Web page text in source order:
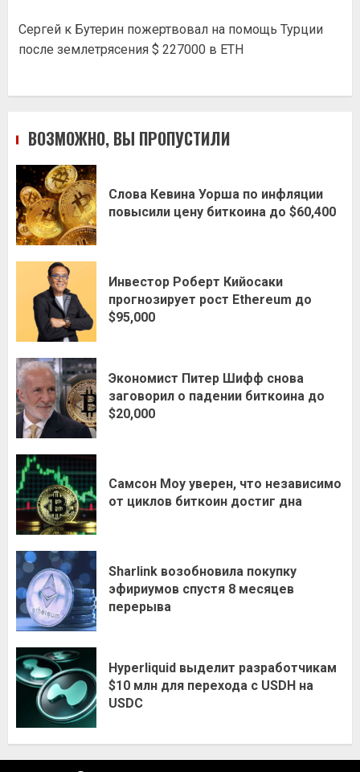
Сергей к Бутерин пожертвовал на помощь Турции
после землетрясения $ 227000 в ETH
ВОЗМОЖНО, ВЫ ПРОПУСТИЛИ
Слова Кевина Уорша по инфляции
повысили цену биткоина до $60,400
Инвестор Роберт Кийосаки
прогнозирует рост Ethereum до
$95,000
Экономист Питер Шифф снова
заговорил о падении биткоина до
$20,000
Самсон Моу уверен, что независимо
от циклов биткоин достиг дна
Sharlink возобновила покупку
эфириумов спустя 8 месяцев
перерыва
Hyperliquid выделит разработчикам
$10 млн для перехода с USDH на
USDC